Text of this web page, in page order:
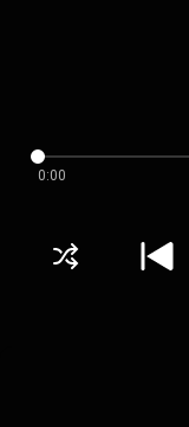
0:00